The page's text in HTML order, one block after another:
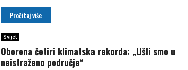
Pročitaj više
Svijet
Oborena četiri klimatska rekorda: „Ušli smo u
neistraženo područje“